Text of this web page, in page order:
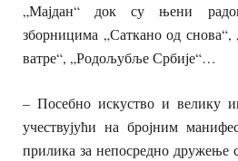
„Мајдан“ док су њени
зборницима „Саткано од снова“,
ватре“, „Родољубље Србије“…
– Посебно искуство и велику
учествујући на бројним
прилика за непосредно дружење